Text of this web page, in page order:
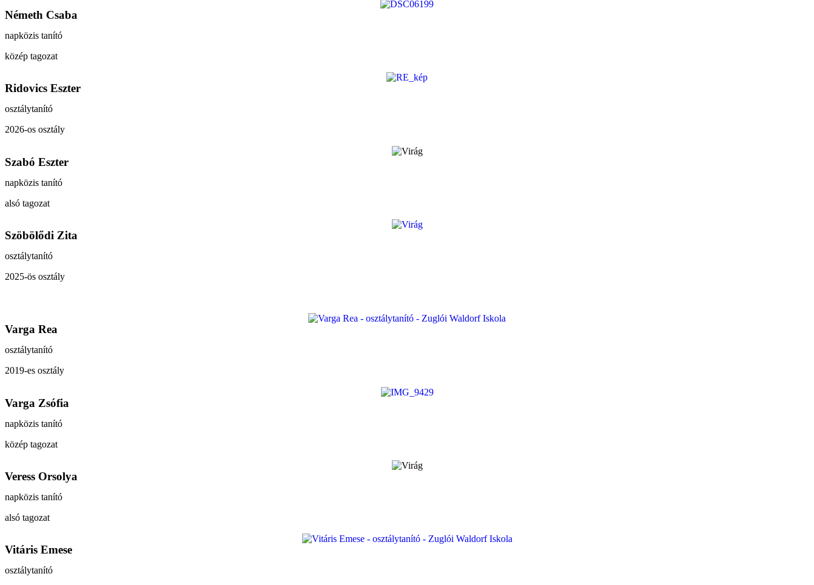
Németh Csaba
napközis tanító
közép tagozat
Ridovics Eszter
osztálytanító
2026-os osztály
Szabó Eszter
napközis tanító
alsó tagozat
Szöbölődi Zita
osztálytanító
2025-ös osztály
Varga Rea
osztálytanító
2019-es osztály
Varga Zsófia
napközis tanító
közép tagozat
Veress Orsolya
napközis tanító
alsó tagozat
Vitáris Emese
osztálytanító